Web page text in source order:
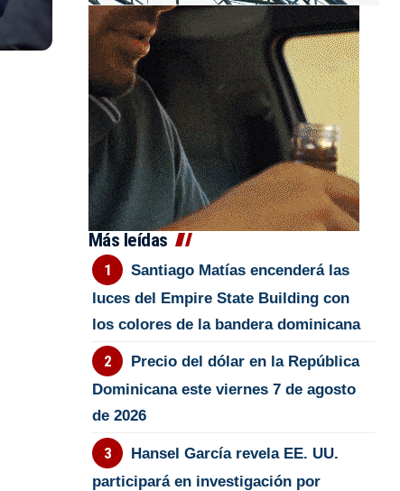
Más leídas
Santiago Matías encenderá las
luces del Empire State Building con
los colores de la bandera dominicana
Precio del dólar en la República
Dominicana este viernes 7 de agosto
de 2026
Hansel García revela EE. UU.
participará en investigación por